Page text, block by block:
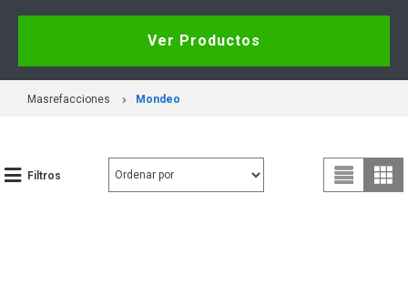
Ver Productos
Masrefacciones Mondeo
Filtros